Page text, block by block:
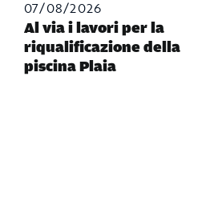
07/08/2026
Al via i lavori per la
riqualificazione della
piscina Plaia